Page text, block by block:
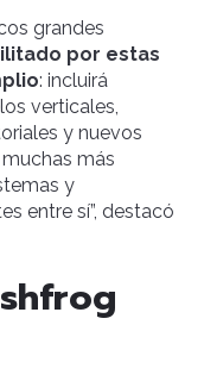
grandes
por estas
: incluirá
verticales,
y nuevos
más
y
entre sí”, destacó